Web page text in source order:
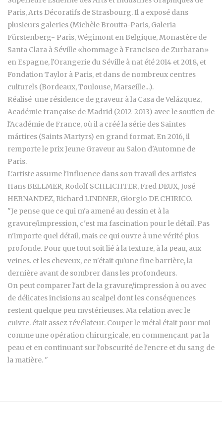
Paris, Arts Décoratifs de Strasbourg. Il a exposé dans
plusieurs galeries (Michèle Broutta-Paris, Galeria
Fürstenberg- Paris, Wégimont en Belgique, Monastère de
Santa Clara à Séville «hommage à Francisco de Zurbaran»
en Espagne, l'Orangerie du Séville à nat été 2014 et 2018, et
Fondation Taylor à Paris, et dans de nombreux centres
culturels (Bordeaux, Toulouse, Marseille...).
Réalisé une résidence de graveur à la Casa de Velázquez,
Académie française de Madrid (2012-2013) avec le soutien de
l'Académie de France, où il a créé la série des Saintes
mártires (Saints Martyrs) en grand format. En 2016, il
remporte le prix Jeune Graveur au Salon d'Automne de
Paris.
L'artiste assume l'influence dans son travail des artistes
Hans BELLMER, Rodolf SCHLICHTER, Fred DEUX, José
HERNANDEZ, Richard LINDNER, Giorgio DE CHIRICO.
"Je pense que ce qui m'a amené au dessin et à la
gravure/impression, c'est ma fascination pour le détail. Pas
n'importe quel détail, mais ce qui ouvre à une vérité plus
profonde. Pour que tout soit lié à la texture, à la peau, aux
veines. et les cheveux, ce n'était qu'une fine barrière, la
dernière avant de sombrer dans les profondeurs.
On peut comparer l'art de la gravure/impression à ou avec
de délicates incisions au scalpel dont les conséquences
restent quelque peu mystérieuses. Ma relation avec le
cuivre. était assez révélateur. Couper le métal était pour moi
comme une opération chirurgicale, en commençant par la
peau et en continuant sur l'obscurité de l'encre et du sang de
la matière. "